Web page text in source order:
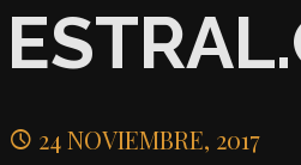
24 NOVIEMBRE, 2017